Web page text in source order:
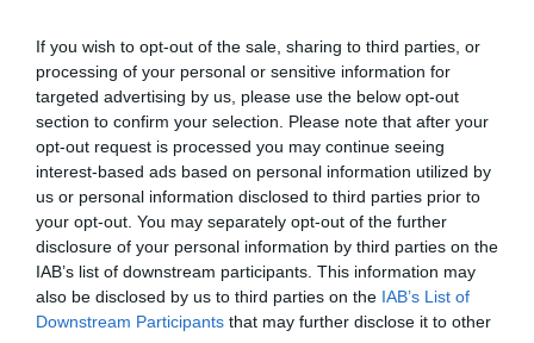
If you wish to opt-out of the sale, sharing to third parties, or
processing of your personal or sensitive information for
targeted advertising by us, please use the below opt-out
section to confirm your selection. Please note that after your
opt-out request is processed you may continue seeing
interest-based ads based on personal information utilized by
us or personal information disclosed to third parties prior to
your opt-out. You may separately opt-out of the further
disclosure of your personal information by third parties on the
IAB’s list of downstream participants. This information may
also be disclosed by us to third parties on the IAB’s List of
Downstream Participants that may further disclose it to other
Περιγραφή
Download
Με Ενδιαφέρει